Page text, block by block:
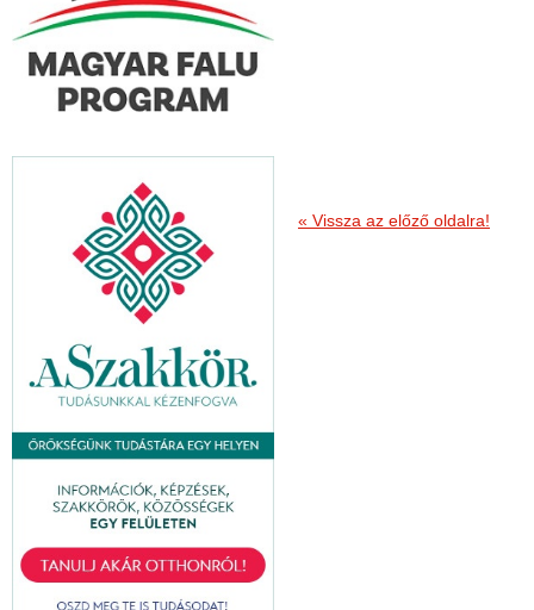
« Vissza az előző oldalra!